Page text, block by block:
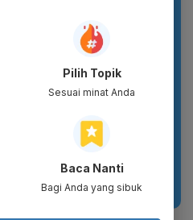
WHITE INC Alpha Glow
Whitening &
Moisturizing |...
Pilih Topik
Sesuai minat Anda
Baca Nanti
Bagi Anda yang sibuk